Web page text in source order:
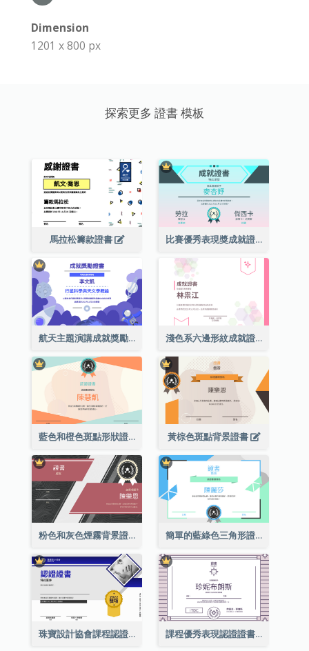
Dimension
1201 x 800 px
探索更多 證書 模板
馬拉松籌款證書 比賽優秀表現獎成就證書
航天主題演講成就獎勵證書 淺色系六邊形紋成就證書
藍色和橙色斑點形狀證書 黃棕色斑點背景證書
粉色和灰色煙霧背景證書 簡單的藍綠色三角形證書
珠寶設計協會課程認證證書 課程優秀表現認證證書